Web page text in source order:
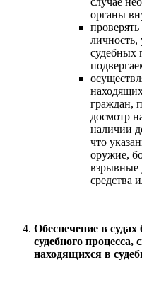
органы
личность,
судебных
граждан,
досмотр
наличии
что
оружие,
взрывные
средства
Обеспечение в судах
судебного
находящихся в